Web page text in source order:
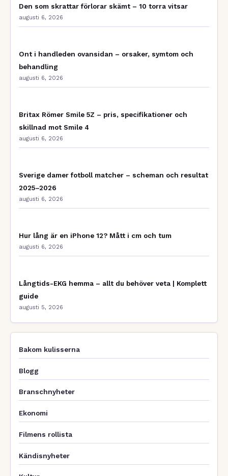
Den som skrattar förlorar skämt – 10 torra vitsar
augusti 6, 2026
Ont i handleden ovansidan – orsaker, symtom och
behandling
augusti 6, 2026
Britax Römer Smile 5Z – pris, specifikationer och
skillnad mot Smile 4
augusti 6, 2026
Sverige damer fotboll matcher – scheman och resultat
2025–2026
augusti 6, 2026
Hur lång är en iPhone 12? Mått i cm och tum
augusti 6, 2026
Långtids-EKG hemma – allt du behöver veta | Komplett
guide
augusti 5, 2026
Bakom kulisserna
Blogg
Branschnyheter
Ekonomi
Filmens rollista
Kändisnyheter